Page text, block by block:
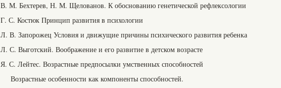
В. М. Бехтерев, Н. М. Щелованов. К обоснованию генетической рефлексологии
Г. С. Костюк Принцип развития в психологии
Л. В. Запорожец Условия и движущие причины психического развития ребенка
Л. С. Выготский. Воображение и его развитие в детском возрасте
Я. С. Лейтес. Возрастные предпосылки умственных способностей
Возрастные особенности как компоненты способностей.